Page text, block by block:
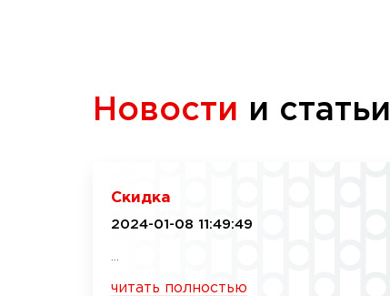
Новости и статьи
Скидка
2024-01-08 11:49:49
читать полностью